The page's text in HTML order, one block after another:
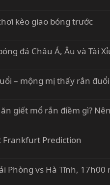
kèo giao bóng trước
đá Châu Á, Âu và Tài
– mộng mị thấy rắn
giết mổ rắn điềm gì?
Prediction
Phòng vs Hà Tĩnh, 17h00